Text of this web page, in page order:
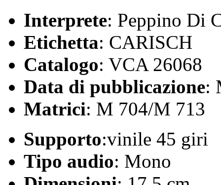
Interprete: Peppino Di
Etichetta: CARISCH
Catalogo: VCA 26068
Data di pubblicazione:
Matrici: M 704/M 713
Supporto:vinile 45 giri
Tipo audio: Mono